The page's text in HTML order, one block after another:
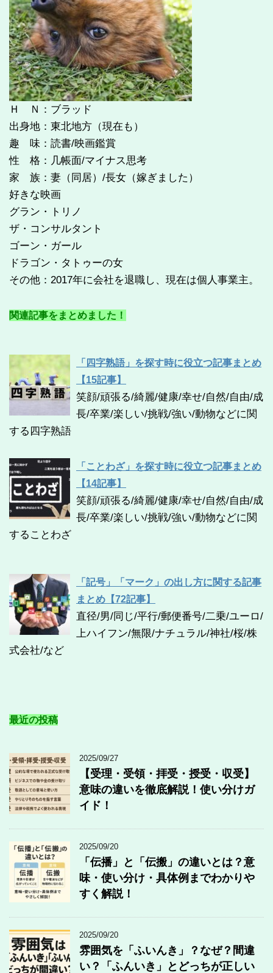
Ｈ Ｎ：ブラッド
出身地：東北地方（現在も）
趣 味：読書/映画鑑賞
性 格：几帳面/マイナス思考
家 族：妻（同居）/長女（嫁ぎました）
好きな映画
グラン・トリノ
ザ・コンサルタント
ゴーン・ガール
ドラゴン・タトゥーの女
その他：2017年に会社を退職し、現在は個人事業主。
関連記事をまとめました！
「四字熟語」を探す時に役立つ記事まとめ
【15記事】
笑顔/頑張る/綺麗/健康/幸せ/自然/自由/成
長/卒業/楽しい/挑戦/強い/動物などに関
する四字熟語
「ことわざ」を探す時に役立つ記事まとめ
【14記事】
笑顔/頑張る/綺麗/健康/幸せ/自然/自由/成
長/卒業/楽しい/挑戦/強い/動物などに関
することわざ
「記号」「マーク」の出し方に関する記事
まとめ【72記事】
直径/男/同じ/平行/郵便番号/二乗/ユーロ/
上ハイフン/無限/ナチュラル/神社/桜/株
式会社/など
最近の投稿
2025/09/27
【受理・受領・拝受・授受・収受】
意味の違いを徹底解説！使い分けガ
イド！
2025/09/20
「伝播」と「伝搬」の違いとは？意
味・使い分け・具体例までわかりや
すく解説！
2025/09/20
雰囲気を「ふいんき」？なぜ？間違
い？「ふんいき」とどっちが正しい